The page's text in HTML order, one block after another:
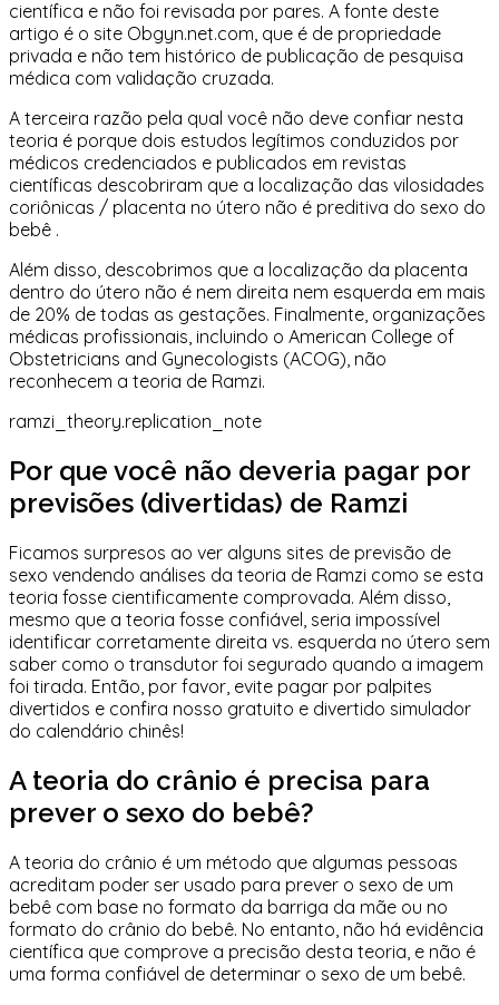
científica e não foi revisada por pares. A fonte deste
artigo é o site Obgyn.net.com, que é de propriedade
privada e não tem histórico de publicação de pesquisa
médica com validação cruzada.
A terceira razão pela qual você não deve confiar nesta
teoria é porque dois estudos legítimos conduzidos por
médicos credenciados e publicados em revistas
científicas descobriram que a localização das vilosidades
coriônicas / placenta no útero não é preditiva do sexo do
bebê .
Além disso, descobrimos que a localização da placenta
dentro do útero não é nem direita nem esquerda em mais
de 20% de todas as gestações. Finalmente, organizações
médicas profissionais, incluindo o American College of
Obstetricians and Gynecologists (ACOG), não
reconhecem a teoria de Ramzi.
ramzi_theory.replication_note
Por que você não deveria pagar por
previsões (divertidas) de Ramzi
Ficamos surpresos ao ver alguns sites de previsão de
sexo vendendo análises da teoria de Ramzi como se esta
teoria fosse cientificamente comprovada. Além disso,
mesmo que a teoria fosse confiável, seria impossível
identificar corretamente direita vs. esquerda no útero sem
saber como o transdutor foi segurado quando a imagem
foi tirada. Então, por favor, evite pagar por palpites
divertidos e confira nosso gratuito e divertido simulador
do calendário chinês!
A teoria do crânio é precisa para
prever o sexo do bebê?
A teoria do crânio é um método que algumas pessoas
acreditam poder ser usado para prever o sexo de um
bebê com base no formato da barriga da mãe ou no
formato do crânio do bebê. No entanto, não há evidência
científica que comprove a precisão desta teoria, e não é
uma forma confiável de determinar o sexo de um bebê.